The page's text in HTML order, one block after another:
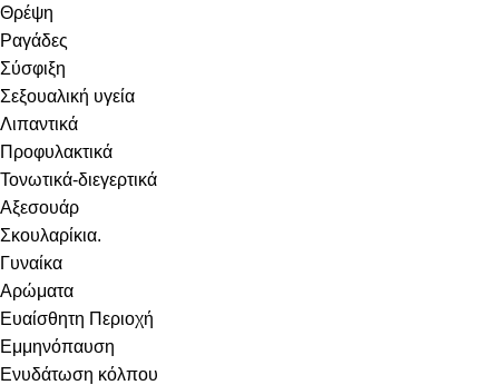
Θρέψη
Ραγάδες
Σύσφιξη
Σεξουαλική υγεία
Λιπαντικά
Προφυλακτικά
Τονωτικά-διεγερτικά
Αξεσουάρ
Σκουλαρίκια.
Γυναίκα
Αρώματα
Ευαίσθητη Περιοχή
Εμμηνόπαυση
Ενυδάτωση κόλπου